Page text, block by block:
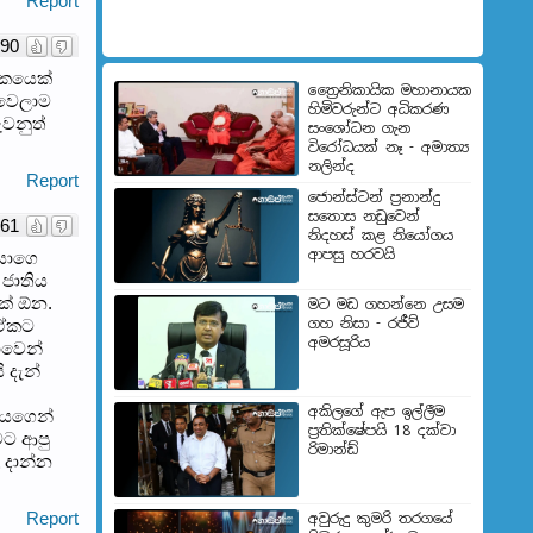
Report
ඕන.
ආපු
Report
ත්‍රෛනිකායික මහානායක
හිමිවරුන්ට අධිකරණ
සංශෝධන ගැන
විරෝධයක් නෑ - අමාත්‍ය
නලින්ද
ජොන්ස්ටන් ප්‍රනාන්දු
සතොස නඩුවෙන්
නිදහස් කළ නියෝගය
ආපසු හරවයි
මට මඩ ගහන්නෙ උසම
ගහ නිසා - රජීව්
අමරසූරිය
අකිලගේ ඇප ඉල්ලීම
ප්‍රතික්ෂේපයි 18 දක්වා
රිමාන්ඩ්
අවුරුදු කුමරි තරගයේ